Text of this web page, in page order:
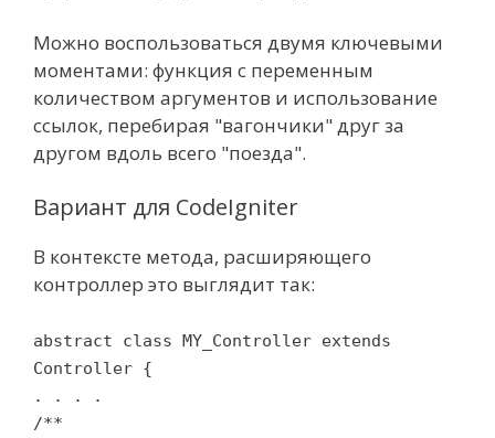
Можно воспользоваться двумя ключевыми
моментами: функция с переменным
количеством аргументов и использование
ссылок, перебирая "вагончики" друг за
другом вдоль всего "поезда".
Вариант для CodeIgniter
В контексте метода, расширяющего
контроллер это выглядит так:
abstract class MY_Controller extends
Controller {
. . . .
/**